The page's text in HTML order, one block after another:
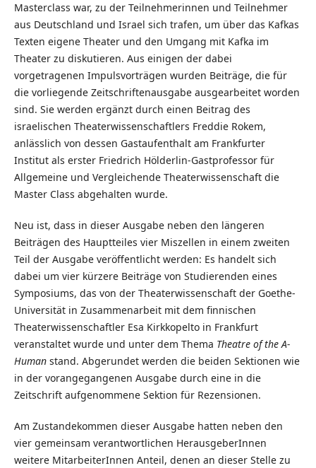
Masterclass war, zu der Teilnehmerinnen und Teilnehmer
aus Deutschland und Israel sich trafen, um über das Kafkas
Texten eigene Theater und den Umgang mit Kafka im
Theater zu diskutieren. Aus einigen der dabei
vorgetragenen Impulsvorträgen wurden Beiträge, die für
die vorliegende Zeitschriftenausgabe ausgearbeitet worden
sind. Sie werden ergänzt durch einen Beitrag des
israelischen Theaterwissenschaftlers Freddie Rokem,
anlässlich von dessen Gastaufenthalt am Frankfurter
Institut als erster Friedrich Hölderlin-Gastprofessor für
Allgemeine und Vergleichende Theaterwissenschaft die
Master Class abgehalten wurde.
Neu ist, dass in dieser Ausgabe neben den längeren
Beiträgen des Hauptteiles vier Miszellen in einem zweiten
Teil der Ausgabe veröffentlicht werden: Es handelt sich
dabei um vier kürzere Beiträge von Studierenden eines
Symposiums, das von der Theaterwissenschaft der Goethe-
Universität in Zusammenarbeit mit dem finnischen
Theaterwissenschaftler Esa Kirkkopelto in Frankfurt
veranstaltet wurde und unter dem Thema Theatre of the A-
Humanstand. Abgerundet werden die beiden Sektionen wie
in der vorangegangenen Ausgabe durch eine in die
Zeitschrift aufgenommene Sektion für Rezensionen.
Am Zustandekommen dieser Ausgabe hatten neben den
vier gemeinsam verantwortlichen HerausgeberInnen
weitere MitarbeiterInnen Anteil, denen an dieser Stelle zu